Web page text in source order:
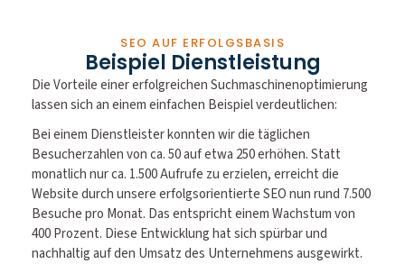
SEO AUF ERFOLGSBASIS
Beispiel Dienstleistung
Die Vorteile einer erfolgreichen Suchmaschinenoptimierung
lassen sich an einem einfachen Beispiel verdeutlichen:
Bei einem Dienstleister konnten wir die täglichen
Besucherzahlen von ca. 50 auf etwa 250 erhöhen. Statt
monatlich nur ca. 1.500 Aufrufe zu erzielen, erreicht die
Website durch unsere erfolgsorientierte SEO nun rund 7.500
Besuche pro Monat. Das entspricht einem Wachstum von
400 Prozent. Diese Entwicklung hat sich spürbar und
nachhaltig auf den Umsatz des Unternehmens ausgewirkt.